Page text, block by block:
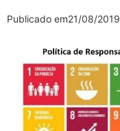
Publicado em21/08/2019